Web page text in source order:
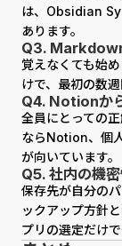
は、Obsidian
あります。
Q3.
覚えなくても始
けで、最初の数週
Q4. Notionか
全員にとっての
ならNotion、個
が向いています。
Q5. 社内の機
保存先が自分の
ックアップ方針
プリの選定だけ